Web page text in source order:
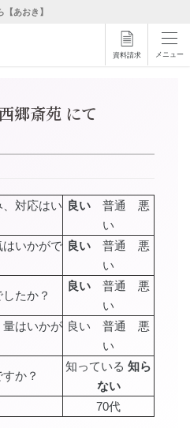
あおき】
資料請求 メニュー
郷斎苑 にて
対応はい 良い 普通 悪
い
いかがで 良い 普通 悪
い
たか？
良い 普通 悪
い
はいかが 良い 普通 悪
い
か？
知っている 知ら
ない
70代